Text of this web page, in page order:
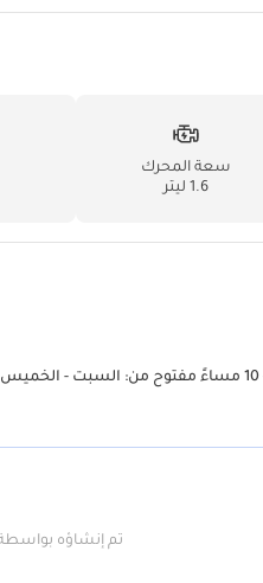
سعة المحرك
1.6 ليتر
تم إنشاؤه